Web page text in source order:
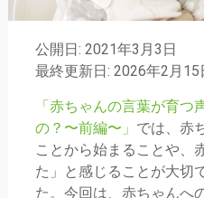
公開日: 2021年3月3日
最終更新日: 2026年2月15
「赤ちゃんの言葉が育
の？〜前編〜」 では、赤
ことから始まることや、
た」と感じることが大切
た。今回は、赤ちゃんへ